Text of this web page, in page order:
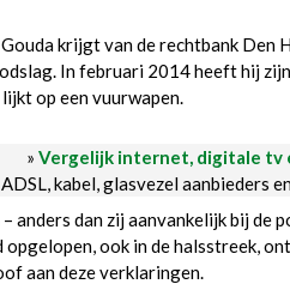
krijgt van de rechtbank Den
In februari 2014 heeft hij
op een vuurwapen.
» Vergelijk internet, digitale tv
kabel, glasvezel aanbieders
anders dan zij aanvankelijk bij
ook in de halsstreek,
aan deze verklaringen.